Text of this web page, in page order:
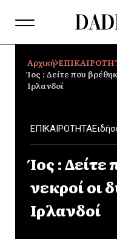
Αρχική
Ίος : Δείτε που
Ιρλανδοί
ΕΠΙΚΑΙΡΟΤΗΤΑ
Ίος :
νεκροί οι
Ιρλανδοί